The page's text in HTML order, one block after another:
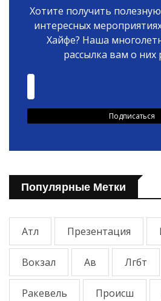
Хотите получить
интересных
Хайфе? Наша
рассылка вам о них
Популярные Метки
Атл Презентация
Вокзал Ав Лгбт
Ракевель Происш